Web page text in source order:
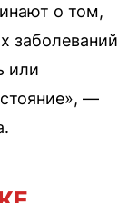
о том,
заболеваний
или
—